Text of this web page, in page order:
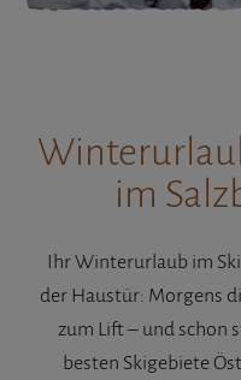
im
Ihr Winterurlaub im
der Haustür: Morgens
zum Lift – und schon
besten Skigebiete